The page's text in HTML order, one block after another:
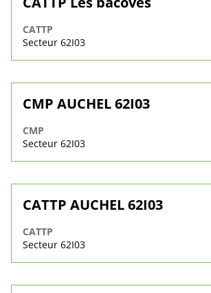
CATTP
Secteur 62I03
CMP AUCHEL 62I03
CMP
Secteur 62I03
CATTP AUCHEL 62I03
CATTP
Secteur 62I03